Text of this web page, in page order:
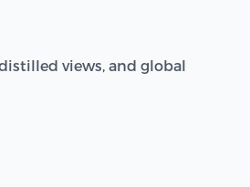
views, and global